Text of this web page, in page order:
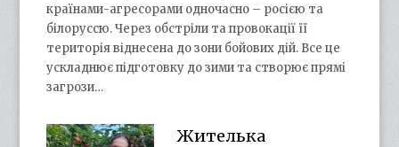
країнами-агресорами одночасно – росією та
білоруссю. Через обстріли та провокації її
територія віднесена до зони бойових дій. Все це
ускладнює підготовку до зими та створює прямі
загрози…
Жителька